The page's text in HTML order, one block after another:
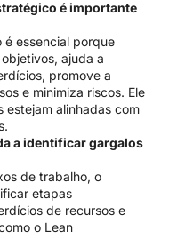
é importante
essencial porque
ajuda a
promove a
e minimiza riscos. Ele
estejam alinhadas com
a identificar gargalos
de trabalho, o
etapas
de recursos e
o Lean